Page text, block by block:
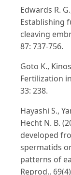
Edwards R.
Establishing
cleaving
87: 737-756.
Goto K.,
Fertilization
33: 238.
Hayashi S.,
Hecht N. B.
developed
spermatids
patterns of
Reprod.,